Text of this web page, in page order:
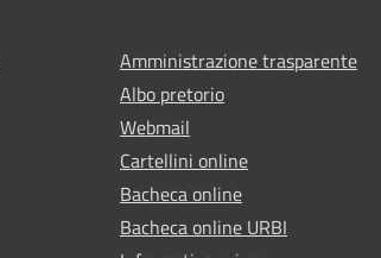
Amministrazione trasparente
Albo pretorio
Webmail
Cartellini online
Bacheca online
Bacheca online URBI